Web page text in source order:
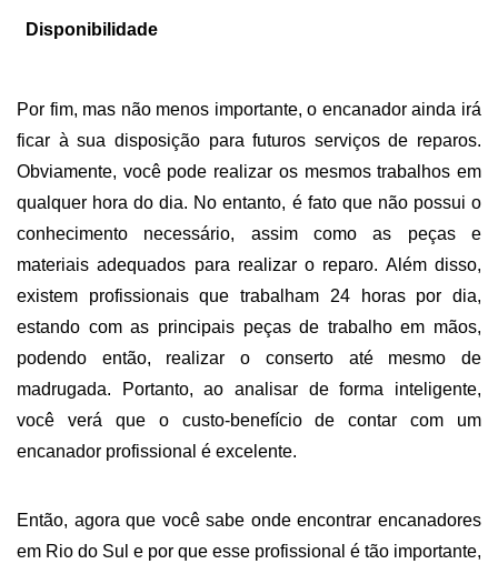
Disponibilidade
Por fim, mas não menos importante, o encanador ainda irá
ficar à sua disposição para futuros serviços de reparos.
Obviamente, você pode realizar os mesmos trabalhos em
qualquer hora do dia. No entanto, é fato que não possui o
conhecimento necessário, assim como as peças e
materiais adequados para realizar o reparo. Além disso,
existem profissionais que trabalham 24 horas por dia,
estando com as principais peças de trabalho em mãos,
podendo então, realizar o conserto até mesmo de
madrugada. Portanto, ao analisar de forma inteligente,
você verá que o custo-benefício de contar com um
encanador profissional é excelente.
Então, agora que você sabe onde encontrar encanadores
em Rio do Sul e por que esse profissional é tão importante,